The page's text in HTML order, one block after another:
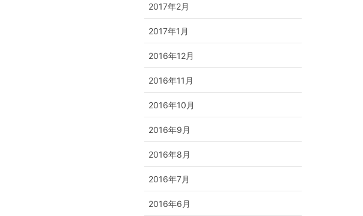
2017年2月
2017年1月
2016年12月
2016年11月
2016年10月
2016年9月
2016年8月
2016年7月
2016年6月